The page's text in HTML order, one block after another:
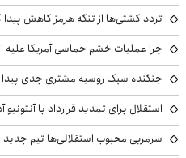
تردد کشتی‌ها از تنگه هرمز کاهش پیدا
چرا عملیات خشم حماسی آمریکا علیه
جنگنده سبک روسیه مشتری جدی
استقلال برای تمدید قرارداد با
سرمربی محبوب استقلالی‌ها تیم جدید